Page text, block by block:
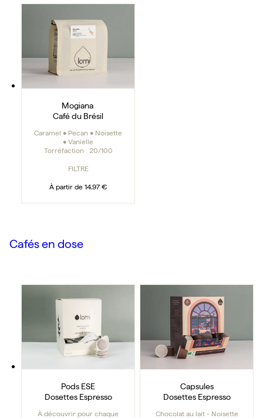
Mogiana
Café du Brésil
Caramel • Pecan • Noisette
• Vanielle
Torréfaction : 20/100
FILTRE
À partir de 14,97 €
Cafés en dose
Pods ESE
Dosettes Espresso
À découvrir pour chaque
Capsules
Dosettes Espresso
Chocolat au lait - Noisette